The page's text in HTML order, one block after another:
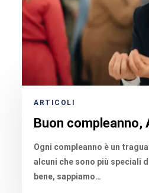
ARTICOLI
Buon compleanno,
Ogni compleanno è un
alcuni che sono più speciali
bene, sappiamo…